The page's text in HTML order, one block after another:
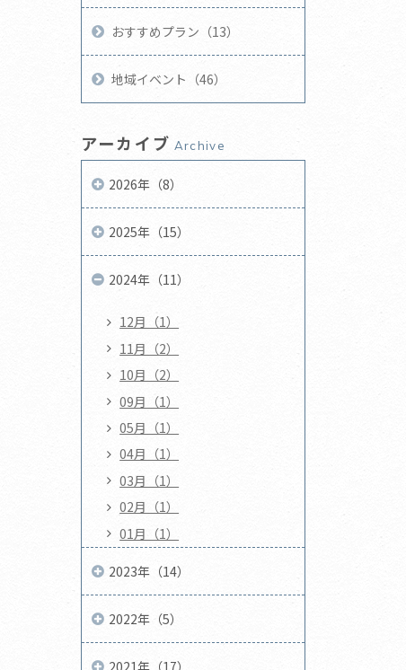
おすすめプラン（13）
地域イベント（46）
アーカイブ Archive
2026年（8）
2025年（15）
2024年（11）
12月（1）
11月（2）
10月（2）
09月（1）
05月（1）
04月（1）
03月（1）
02月（1）
01月（1）
2023年（14）
2022年（5）